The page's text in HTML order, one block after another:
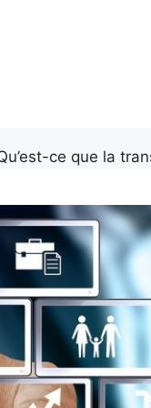
ce que la